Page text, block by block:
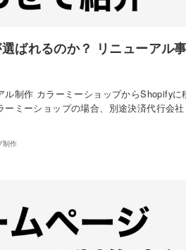
ばれるのか？ リニューアル
ル制作 カラーミーショップからShopifyに
ーミーショップの場合、別途決済代行会
制作